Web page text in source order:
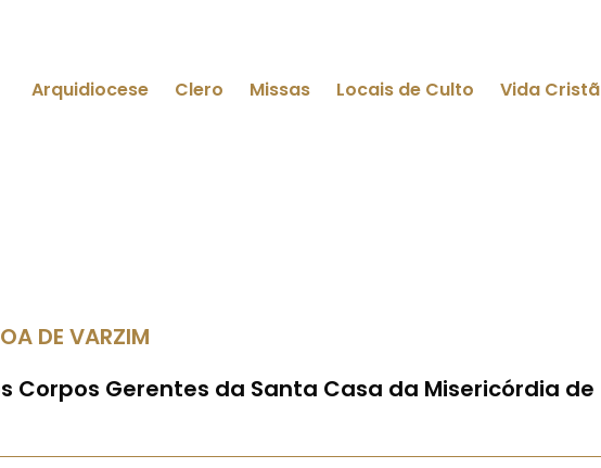
Arquidiocese Clero Missas Locais de Culto Vida Cristã
DE VARZIM
Corpos Gerentes da Santa Casa da Misericórdia de